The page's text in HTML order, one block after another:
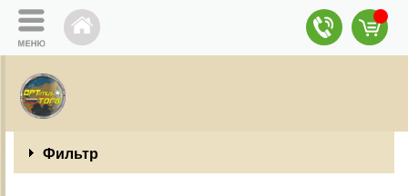
Фильтр